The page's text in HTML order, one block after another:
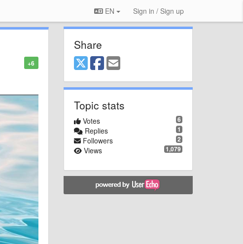
EN Sign in / Sign up
+6
Share
Topic stats
6
Votes
1
Replies
2
Followers
1,079
Views